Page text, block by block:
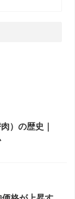
）の歴史｜